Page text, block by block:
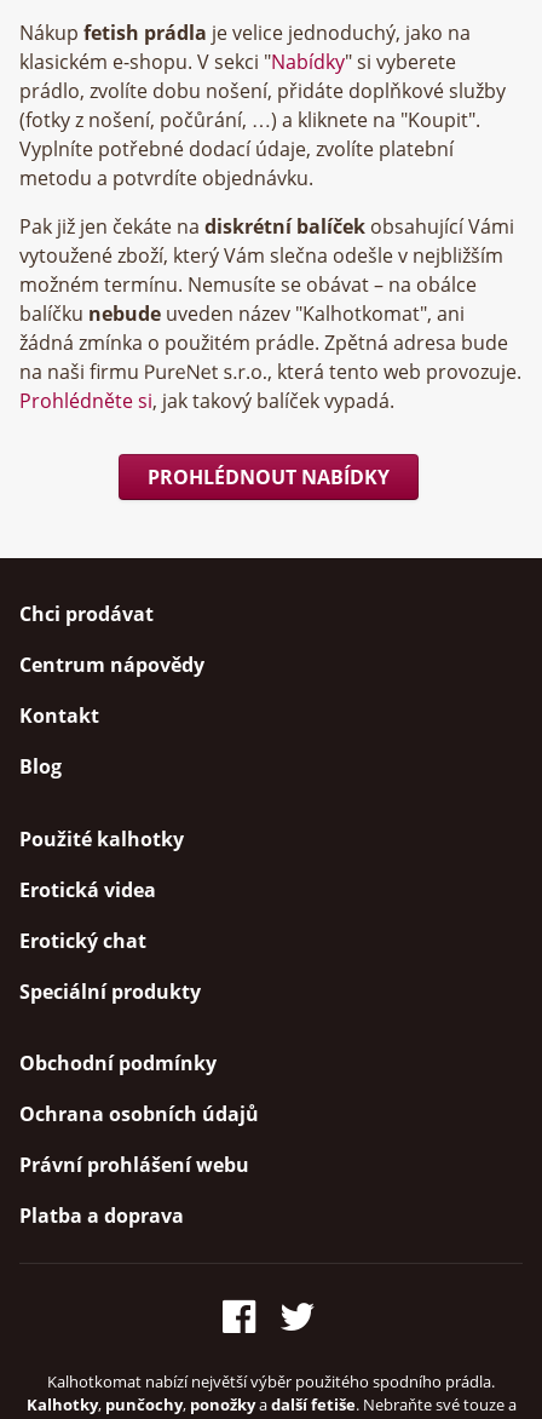
Nákup fetish prádla je velice jednoduchý, jako na
klasickém e-shopu. V sekci "Nabídky" si vyberete
prádlo, zvolíte dobu nošení, přidáte doplňkové služby
(fotky z nošení, počůrání, …) a kliknete na "Koupit".
Vyplníte potřebné dodací údaje, zvolíte platební
metodu a potvrdíte objednávku.
Pak již jen čekáte na diskrétní balíček obsahující Vámi
vytoužené zboží, který Vám slečna odešle v nejbližším
možném termínu. Nemusíte se obávat – na obálce
balíčku nebude uveden název "Kalhotkomat", ani
žádná zmínka o použitém prádle. Zpětná adresa bude
na naši firmu
, která tento web provozuje.
Prohlédněte si, jak takový balíček vypadá.
PROHLÉDNOUT NABÍDKY
Chci prodávat
Centrum nápovědy
Kontakt
Blog
Použité kalhotky
Erotická videa
Erotický chat
Speciální produkty
Obchodní podmínky
Ochrana osobních údajů
Právní prohlášení webu
Platba a doprava
Kalhotkomat nabízí největší výběr použitého spodního prádla.
Kalhotky, punčochy, ponožkyadalší fetiše. Nebraňte své touze a